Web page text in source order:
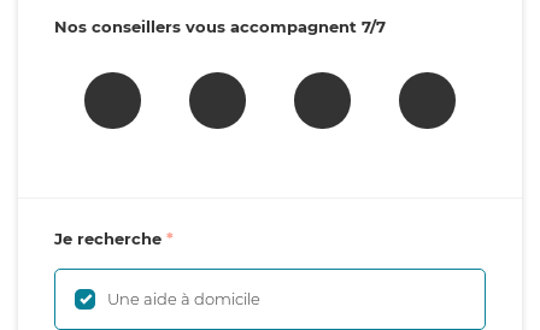
Nos conseillers vous accompagnent 7/7
Je recherche
Une aide à domicile